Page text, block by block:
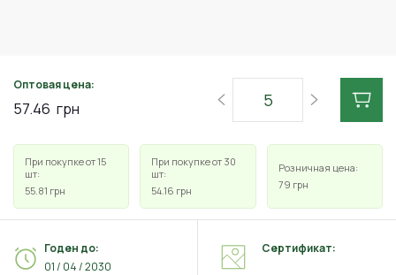
Оптовая цена:
57.46 грн
При покупке от 15
шт:
55.81 грн
При покупке от 30
шт:
54.16 грн
Розничная цена:
79 грн
Годен до:
01 / 04 / 2030
Сертификат: